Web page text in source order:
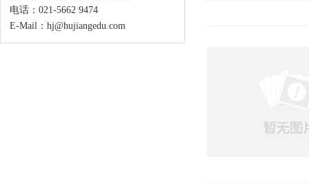
电话：021-5662 9474
E-Mail：hj@hujiangedu.com